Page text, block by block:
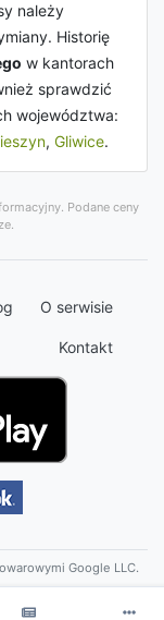
należy
Historię
w kantorach
sprawdzić
województwa:
, Gliwice.
Podane ceny
O serwisie
Kontakt
Google LLC.